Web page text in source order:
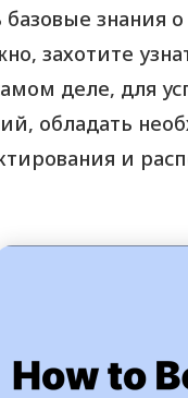
базовые
захотите
деле, для
обладать
и